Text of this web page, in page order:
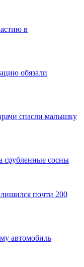
в
обязали
спасли малышку
срубленные сосны
почти 200
автомобиль